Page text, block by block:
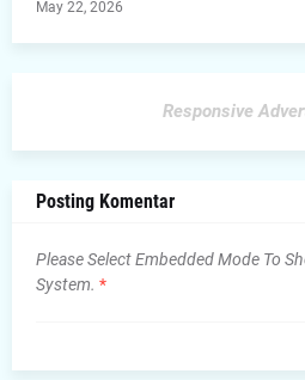
May 22, 2026
Responsive
Posting Komentar
Please Select Embedded Mode To
System. *